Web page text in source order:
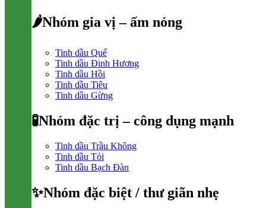
🌶Nhóm gia vị – ấm nóng
Tinh dầu Quế
Tinh dầu Đinh Hương
Tinh dầu Hồi
Tinh dầu Tiêu
Tinh dầu Gừng
🧪Nhóm đặc trị – công dụng mạnh
Tinh dầu Trầu Không
Tinh dầu Tỏi
Tinh dầu Bạch Đàn
✨Nhóm đặc biệt / thư giãn nhẹ